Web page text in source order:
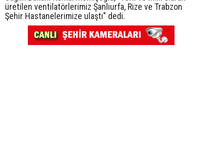
üretilen ventilatörlerimiz Şanlıurfa, Rize ve Trabzon
Şehir Hastanelerimize ulaştı" dedi.